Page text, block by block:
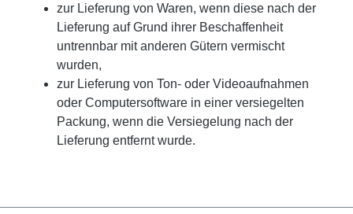
zur Lieferung von Waren, wenn diese nach der
Lieferung auf Grund ihrer Beschaffenheit
untrennbar mit anderen Gütern vermischt
wurden,
zur Lieferung von Ton- oder Videoaufnahmen
oder Computersoftware in einer versiegelten
Packung, wenn die Versiegelung nach der
Lieferung entfernt wurde.